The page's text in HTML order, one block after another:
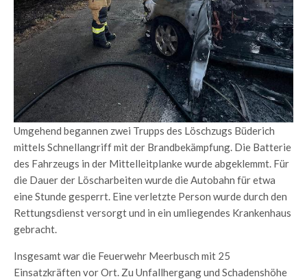
Umgehend begannen zwei Trupps des Löschzugs Büderich
mittels Schnellangriff mit der Brandbekämpfung. Die Batterie
des Fahrzeugs in der Mittelleitplanke wurde abgeklemmt. Für
die Dauer der Löscharbeiten wurde die Autobahn für etwa
eine Stunde gesperrt. Eine verletzte Person wurde durch den
Rettungsdienst versorgt und in ein umliegendes Krankenhaus
gebracht.
Insgesamt war die Feuerwehr Meerbusch mit 25
Einsatzkräften vor Ort. Zu Unfallhergang und Schadenshöhe